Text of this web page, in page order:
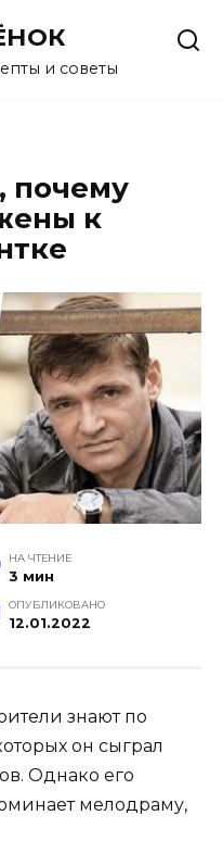
и советы
почему
к
НА ЧТЕНИЕ
3 мин
ОПУБЛИКОВАНО
12.01.2022
знают по
он сыграл
Однако его
мелодраму,